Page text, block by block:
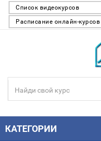
Список видеокурсов
Расписание онлайн-курсов
КАТЕГОРИИ